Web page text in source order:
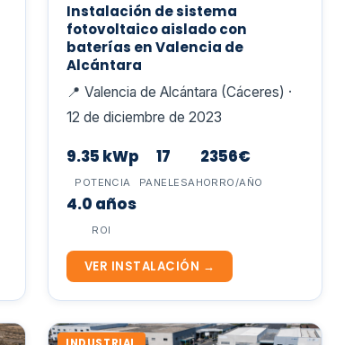
Instalación de sistema
fotovoltaico aislado con
baterías en Valencia de
Alcántara
📍 Valencia de Alcántara (Cáceres) ·
12 de diciembre de 2023
9.35 kWp
POTENCIA
17
PANELES
2356€
AHORRO/AÑO
4.0 años
ROI
VER INSTALACIÓN →